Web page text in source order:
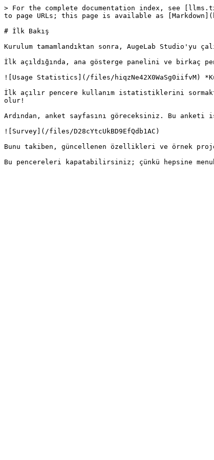
> For the complete documentation index, see
to page URLs; this page is available as
# İlk Bakış
Kurulum tamamlandıktan sonra, AugeLab Studio'yu
İlk açıldığında, ana gösterge panelini ve birkaç
![Usage Statistics](/files/hiqzNe42X0WaSg0iifvM)
İlk açılır pencere kullanım istatistiklerini
olur!
Ardından, anket sayfasını göreceksiniz. Bu
![Survey](/files/D28cYtcUkBD9EfQdb1AC)
Bunu takiben, güncellenen özellikleri ve örnek